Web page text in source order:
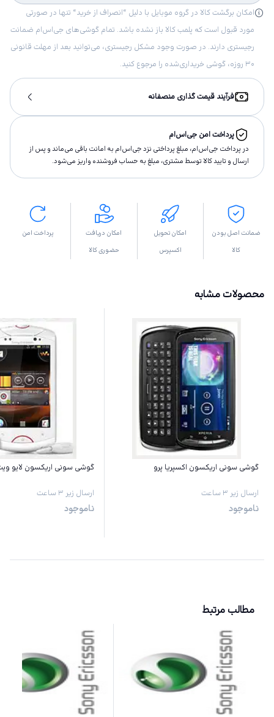
امکان برگشت کالا در گروه موبایل با دلیل “انصراف از خرید“ تنها در صورتی
مورد قبول است که پلمب کالا باز نشده باشد. تمام گوشی‌های جی‌اس‌ام ضمانت
رجیستری دارند. در صورت وجود مشکل رجیستری، می‌توانید بعد از مهلت قانونی
۳۰ روزه، گوشی خریداری‌شده را مرجوع کنید.
فرآیند قیمت گذاری منصفانه
پرداخت امن جی‌اس‌ام
در پرداخت جی‌اس‌ام، مبلغ پرداختى نزد جی‌اس‌ام به امانت باقى مى‌ماند و پس از
ارسال و تاييد كالا توسط مشتری، مبلغ به حساب فروشنده واريز مى‌شود.
ضمانت اصل بودن
کالا
امکان تحویل
اکسپرس
امکان دریافت
حضوری کالا
پرداخت امن
محصولات مشابه
گوشی سونی اریکسون اکسپریا پرو
ارسال زیر ۳ ساعت
ناموجود
گوشی سونی اریکسون لایو
ارسال زیر ۳ ساعت
ناموجود
مطالب مرتبط